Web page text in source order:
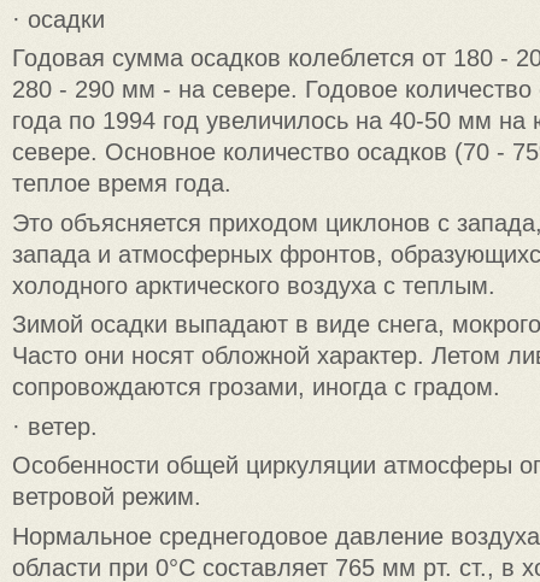
· осадки
Годовая сумма осадков колеблется от 180 -
280 - 290 мм - на севере. Годовое количество
года по 1994 год увеличилось на 40-50 мм
севере. Основное количество осадков (70 -
теплое время года.
Это объясняется приходом циклонов с
запада и атмосферных фронтов,
холодного арктического воздуха с теплым.
Зимой осадки выпадают в виде снега,
Часто они носят обложной характер. Летом
сопровождаются грозами, иногда с градом.
· ветер.
Особенности общей циркуляции атмосферы
ветровой режим.
Нормальное среднегодовое давление
области при 0°С составляет 765 мм рт. ст., в